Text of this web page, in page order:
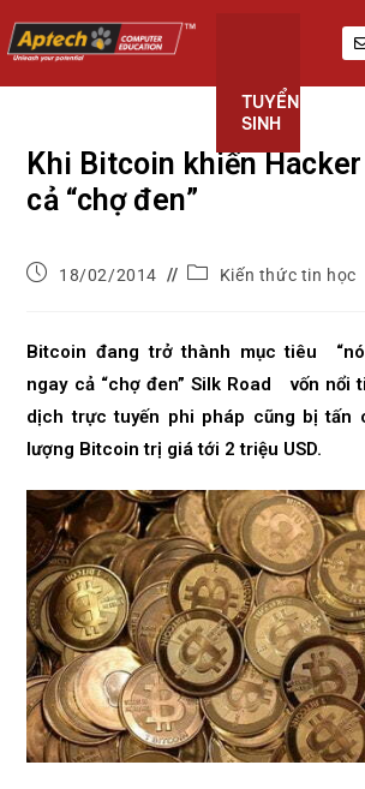
TUYỂN
SINH
Khi Bitcoin khiến
cả “chợ đen”
18/02/2014 Kiến thức tin học
Bitcoin đang trở thành mục tiêu
ngay cả “chợ đen” Silk Road vốn nổi
dịch trực tuyến phi pháp cũng bị tấn
lượng Bitcoin trị giá tới 2 triệu USD.